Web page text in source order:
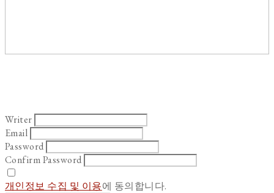
Writer
Email
Password
Confirm Password
개인정보 수집 및 이용에 동의합니다.